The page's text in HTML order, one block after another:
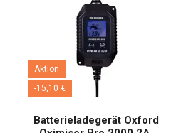
Aktion
-15,10 €
Batterieladegerät Oxford